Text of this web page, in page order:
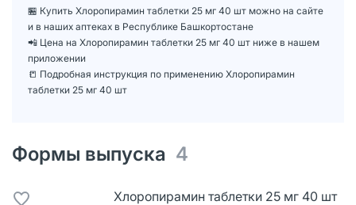
🏪 Купить Хлоропирамин таблетки 25 мг 40 шт можно на сайте
и в наших аптеках в Республике Башкортостане
📲 Цена на Хлоропирамин таблетки 25 мг 40 шт ниже в нашем
приложении
📒 Подробная инструкция по применению Хлоропирамин
таблетки 25 мг 40 шт
Формы выпуска 4
Хлоропирамин таблетки 25 мг 40 шт